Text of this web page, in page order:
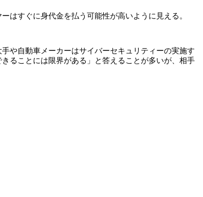
はすぐに身代金を払う可能性が高いように見える。
や自動車メーカーはサイバーセキュリティーの実施す
ることには限界がある」と答えることが多いが、相手